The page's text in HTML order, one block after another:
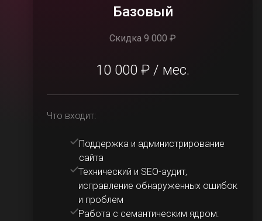
Базовый
Скидка 9 000 ₽
10 000 ₽ / мес.
Что входит:
Поддержка и администрирование
сайта
Технический и SEO-аудит,
исправление обнаруженных ошибок
и проблем
Работа с семантическим ядром: